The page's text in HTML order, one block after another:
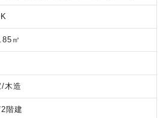
㎡
木造
階建